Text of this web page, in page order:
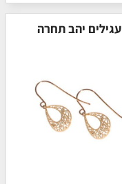
עגילים יהב תחרה